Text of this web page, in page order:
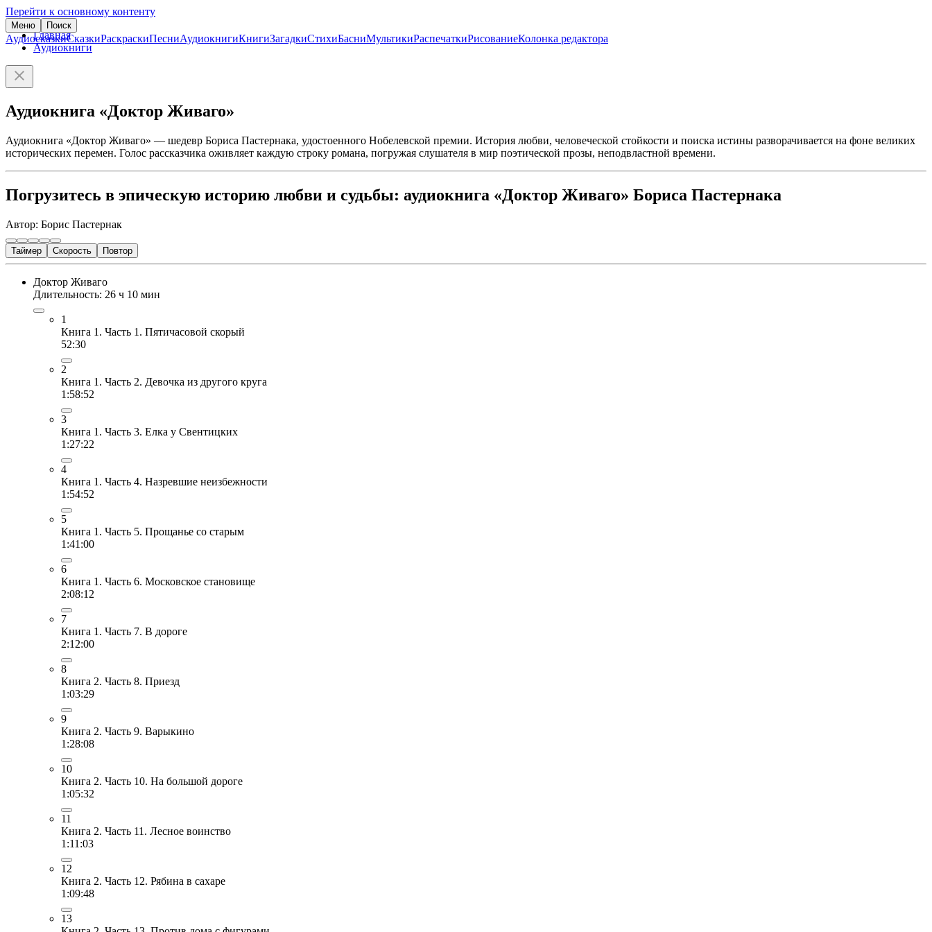
Перейти к основному контенту
Меню Поиск
АудиосказкиСказкиРаскраскиПесниАудиокнигиКнигиЗагадкиСтихиБасниМультикиРаспечаткиРисованиеКолонка редактора
Главная
Аудиокниги
Аудиокнига «Доктор Живаго»
Аудиокнига «Доктор Живаго» — шедевр Бориса Пастернака, удостоенного Нобелевской премии. История любви, человеческой стойкости и поиска истины разворачивается на фоне великих
исторических перемен. Голос рассказчика оживляет каждую строку романа, погружая слушателя в мир поэтической прозы, неподвластной времени.
Погрузитесь в эпическую историю любви и судьбы: аудиокнига «Доктор Живаго» Бориса Пастернака
Автор: Борис Пастернак
Таймер Скорость Повтор
Доктор Живаго
Длительность: 26 ч 10 мин
1
Книга 1. Часть 1. Пятичасовой скорый
52:30
2
Книга 1. Часть 2. Девочка из другого круга
1:58:52
3
Книга 1. Часть 3. Елка у Свентицких
1:27:22
4
Книга 1. Часть 4. Назревшие неизбежности
1:54:52
5
Книга 1. Часть 5. Прощанье со старым
1:41:00
6
Книга 1. Часть 6. Московское становище
2:08:12
7
Книга 1. Часть 7. В дороге
2:12:00
8
Книга 2. Часть 8. Приезд
1:03:29
9
Книга 2. Часть 9. Варыкино
1:28:08
10
Книга 2. Часть 10. На большой дороге
1:05:32
11
Книга 2. Часть 11. Лесное воинство
1:11:03
12
Книга 2. Часть 12. Рябина в сахаре
1:09:48
13